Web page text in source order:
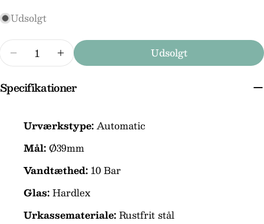
Udsolgt
Reducer mængden for Seiko 5 Sport
Forøg mængden for Seiko 5 Sport
Udsolgt
Specifikationer
Urværkstype:Automatic
Mål: Ø39mm
Vandtæthed:10 Bar
Glas:Hardlex
Urkassemateriale:Rustfrit stål
email
Din
telefon
Din
Felterne markeret med * er obligatoriske.
Send spørgsmål